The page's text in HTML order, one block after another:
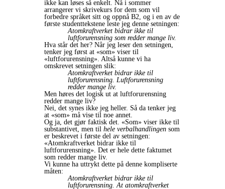
ikke kan løses så enkelt. Nå i sommer
arrangerer vi skrivekurs for dem som vil
forbedre språket sitt og oppnå B2, og i en av de
første studenttekstene leste jeg denne setningen:
Atomkraftverket bidrar ikke til
luftforurensning som redder mange liv.
Hva står det her? Når jeg leser den setningen,
tenker jeg først at «som» viser til
«luftforurensning». Altså kunne vi ha
omskrevet setningen slik:
Atomkraftverket bidrar ikke til
luftforurensning. Luftforurensning
redder mange liv.
Men høres det logisk ut at luftforurensning
redder mange liv?
Nei, det synes ikke jeg heller. Så da tenker jeg
at «som» må vise til noe annet.
Og ja, det gjør faktisk det. «Som» viser ikke til
substantivet, men til hele verbalhandlingen som
er beskrevet i første del av setningen:
«Atomkraftverket bidrar ikke til
luftforurensning». Det er hele dette faktumet
som redder mange liv.
Vi kunne ha uttrykt dette på denne kompliserte
måten:
Atomkraftverket bidrar ikke til
luftforurensning. At atomkraftverket